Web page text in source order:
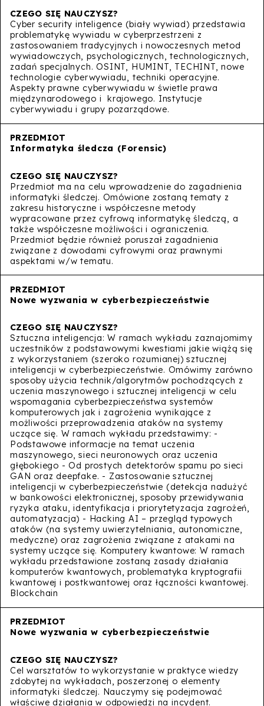
Cyber security inteligence (biały wywiad) przedstawia
problematykę wywiadu w cyberprzestrzeni z
zastosowaniem tradycyjnych i nowoczesnych metod
wywiadowczych, psychologicznych, technologicznych,
zadań specjalnych. OSINT, HUMINT, TECHINT, nowe
technologie cyberwywiadu, techniki operacyjne.
Aspekty prawne cyberwywiadu w świetle prawa
międzynarodowego i krajowego. Instytucje
cyberwywiadu i grupy pozarządowe.
Informatyka śledcza (Forensic)
Przedmiot ma na celu wprowadzenie do zagadnienia
informatyki śledczej. Omówione zostaną tematy z
zakresu historyczne i współczesne metody
wypracowane przez cyfrową informatykę śledczą, a
także współczesne możliwości i ograniczenia.
Przedmiot będzie również poruszał zagadnienia
związane z dowodami cyfrowymi oraz prawnymi
aspektami w/w tematu.
Nowe wyzwania w cyberbezpieczeństwie
Sztuczna inteligencja: W ramach wykładu zaznajomimy
uczestników z podstawowymi kwestiami jakie wiążą się
z wykorzystaniem (szeroko rozumianej) sztucznej
inteligencji w cyberbezpieczeństwie. Omówimy zarówno
sposoby użycia technik/algorytmów pochodzących z
uczenia maszynowego i sztucznej inteligencji w celu
wspomagania cyberbezpieczeństwa systemów
komputerowych jak i zagrożenia wynikające z
możliwości przeprowadzenia ataków na systemy
uczące się. W ramach wykładu przedstawimy: -
Podstawowe informacje na temat uczenia
maszynowego, sieci neuronowych oraz uczenia
głębokiego - Od prostych detektorów spamu po sieci
GAN oraz deepfake. - Zastosowanie sztucznej
inteligencji w cyberbezpieczeństwie (detekcja nadużyć
w bankowości elektronicznej, sposoby przewidywania
ryzyka ataku, identyfikacja i priorytetyzacja zagrożeń,
automatyzacja) - Hacking AI – przegląd typowych
ataków (na systemy uwierzytelniania, autonomiczne,
medyczne) oraz zagrożenia związane z atakami na
systemy uczące się. Komputery kwantowe: W ramach
wykładu przedstawione zostaną zasady działania
komputerów kwantowych, problematyka kryptografii
kwantowej i postkwantowej oraz łączności kwantowej.
Blockchain
Nowe wyzwania w cyberbezpieczeństwie
Cel warsztatów to wykorzystanie w praktyce wiedzy
zdobytej na wykładach, poszerzonej o elementy
informatyki śledczej. Nauczymy się podejmować
właściwe działania w odpowiedzi na incydent.